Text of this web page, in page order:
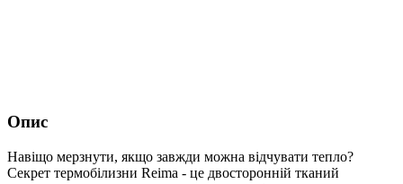
Опис
Навіщо мерзнути, якщо завжди можна відчувати тепло?
Секрет термобілизни Reima - це двосторонній тканий